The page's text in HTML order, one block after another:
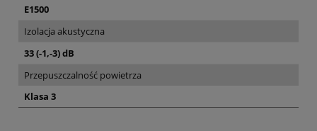
E1500
Izolacja akustyczna
33 (-1,-3) dB
Przepuszczalność powietrza
Klasa 3